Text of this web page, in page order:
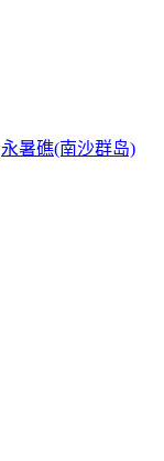
永暑礁(南沙群岛)